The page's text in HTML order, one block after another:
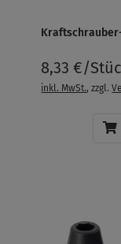
Kraftschrauber-
8,33 €/
inkl. MwSt., zzgl.